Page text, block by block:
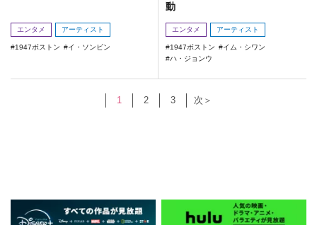
エンタメ アーティスト
1947ボストン イ・ソンビン
動
エンタメ アーティスト
1947ボストン
イム・シワン
ハ・ジョンウ
1 2 3 次＞